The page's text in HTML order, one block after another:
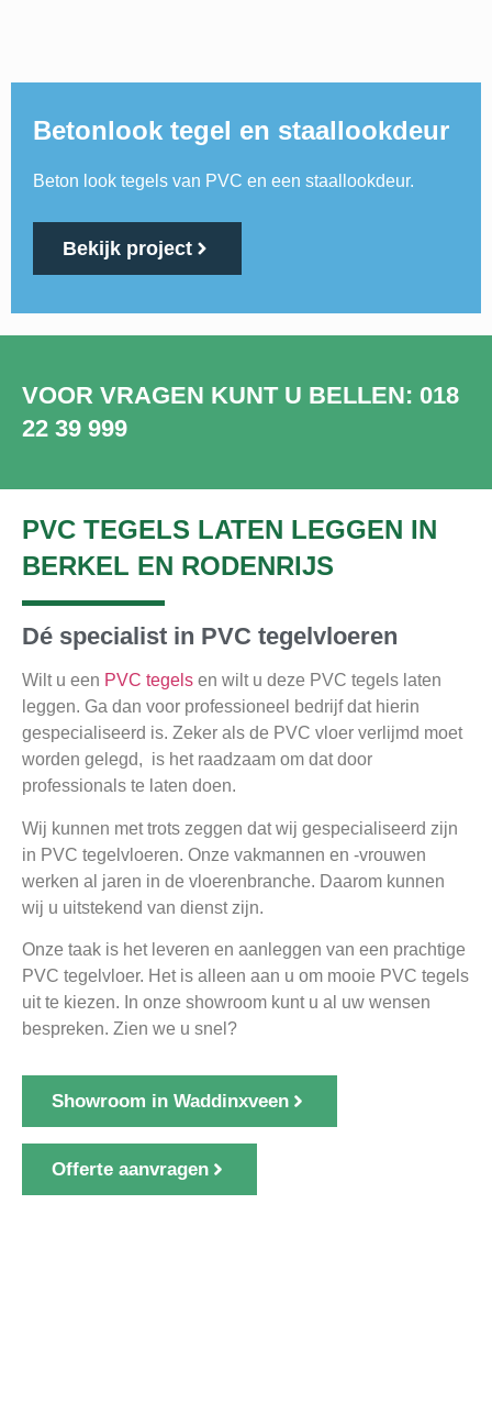
Betonlook tegel en staallookdeur
Beton look tegels van PVC en een staallookdeur.
Bekijk project
VOOR VRAGEN KUNT U BELLEN: 018
22 39 999
PVC TEGELS LATEN LEGGEN IN
BERKEL EN RODENRIJS
Dé specialist in PVC tegelvloeren
Wilt u een PVC tegels en wilt u deze PVC tegels laten
leggen. Ga dan voor professioneel bedrijf dat hierin
gespecialiseerd is. Zeker als de PVC vloer verlijmd moet
worden gelegd, is het raadzaam om dat door
professionals te laten doen.
Wij kunnen met trots zeggen dat wij gespecialiseerd zijn
in PVC tegelvloeren. Onze vakmannen en -vrouwen
werken al jaren in de vloerenbranche. Daarom kunnen
wij u uitstekend van dienst zijn.
Onze taak is het leveren en aanleggen van een prachtige
PVC tegelvloer. Het is alleen aan u om mooie PVC tegels
uit te kiezen. In onze showroom kunt u al uw wensen
bespreken. Zien we u snel?
Showroom in Waddinxveen
Offerte aanvragen